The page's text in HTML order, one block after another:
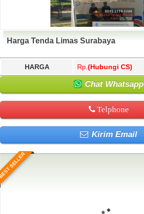
Harga Tenda Limas Surabaya
HARGA Rp. (Hubungi CS)
Chat Whatsapp
Telphone
Kirim Email
SELLER